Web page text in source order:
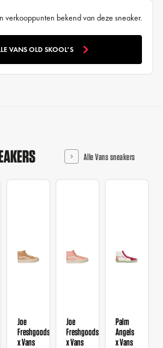
verkooppunten bekend van deze sneaker.
VANS OLD SKOOL'S
Alle Vans sneakers
Joe
Freshgoods
x Vans
Joe
Freshgoods
x Vans
Palm
Angels
x Vans